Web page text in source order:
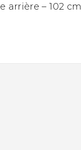
arrière – 102 cm